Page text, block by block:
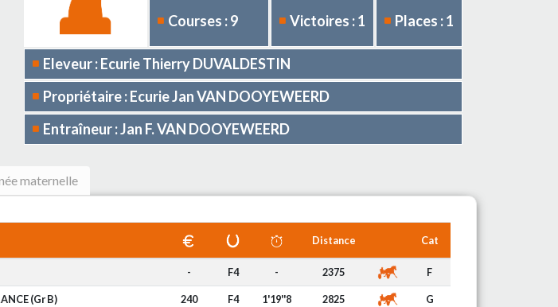
Courses : 9 Victoires : 1 Places : 1
Eleveur : Ecurie Thierry DUVALDESTIN
Propriétaire : Ecurie Jan VAN DOOYEWEERD
Entraîneur : Jan F. VAN DOOYEWEERD
maternelle
Distance Cat
- F4 - 2375 F
(Gr B) 240 F4 1'19''8 2825 G